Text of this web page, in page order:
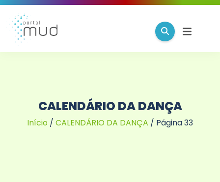
CALENDÁRIO DA DANÇA
Início / CALENDÁRIO DA DANÇA / Página 33